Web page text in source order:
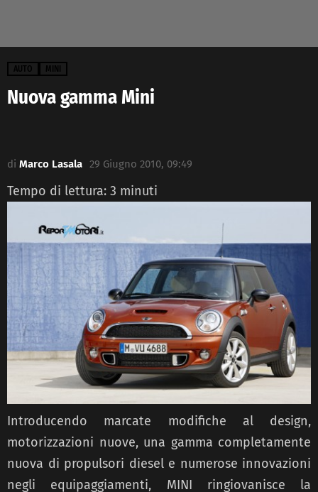
AUTO MINI
Nuova gamma Mini
di Marco Lasala 29 Giugno 2010, 09:49
Tempo di lettura: 3 minuti
Introducendo marcate modifiche al design,
motorizzazioni nuove, una gamma completamente
nuova di propulsori diesel e numerose innovazioni
negli equipaggiamenti, MINI ringiovanisce la